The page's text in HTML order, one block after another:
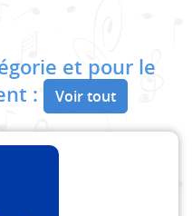
et pour le
:
Voir tout